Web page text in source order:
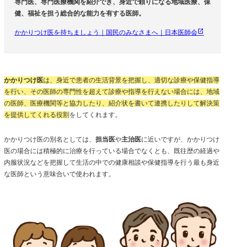
専門医、専門医療機関を紹介でき、身近で頼りになる地域医療、保
健、福祉を担う総合的な能力を有する医師。
かかりつけ医を持ちましょう｜国民のみなさまへ｜日本医師会
かかりつけ医は、身近で患者の生活背景を把握し、適切な診療や保健指導
を行い、その医師の専門性を超えて診療や指導を行えない場合には、地域
の医師、医療機関等と協力したり、紹介状を書いて連携したりして解決策
を提供してくれる役割 をしてくれます。
かかりつけ医の別名としては、 担当医や主治医に近いですが、かかりつけ
医の場合には積極的に治療を行っている場合でなくとも、既往歴の経過や
内服状況などを把握して生活の中での健康相談や保健指導を行う最も身近
な医師という意味合いで使われます。